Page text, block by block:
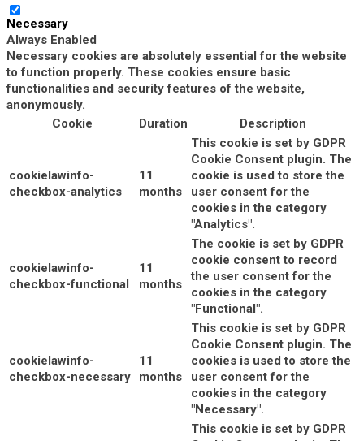
Necessary
Always Enabled
Necessary cookies are absolutely essential for the website
to function properly. These cookies ensure basic
functionalities and security features of the website,
anonymously.
Cookie
Duration Description
cookielawinfo-
checkbox-analytics
11
months
This cookie is set by GDPR
Cookie Consent plugin. The
cookie is used to store the
user consent for the
cookies in the category
"Analytics".
cookielawinfo-
checkbox-functional
11
months
The cookie is set by GDPR
cookie consent to record
the user consent for the
cookies in the category
"Functional".
cookielawinfo-
checkbox-necessary
11
months
This cookie is set by GDPR
Cookie Consent plugin. The
cookies is used to store the
user consent for the
cookies in the category
"Necessary".
This cookie is set by GDPR